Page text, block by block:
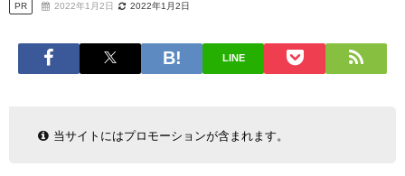
PR 2022年1月2日 2022年1月2日
LINE
当サイトにはプロモーションが含まれます。